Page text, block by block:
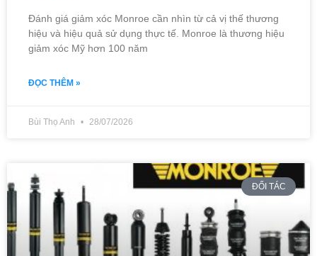
Đánh giá giảm xóc Monroe cần nhìn từ cả vị thế thương
hiệu và hiệu quả sử dụng thực tế. Monroe là thương hiệu
giảm xóc Mỹ hơn 100 năm
ĐỌC THÊM »
Bùi Thọ Anh 28/07/2026
ĐỐI TÁC